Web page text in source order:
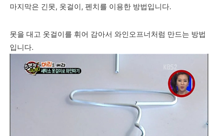
마지막은 긴못, 옷걸이, 펜치를 이용한 방법입니다.
못을 대고 옷걸이를 휘어 감아서 와인오프너처럼 만드는 방법
입니다.